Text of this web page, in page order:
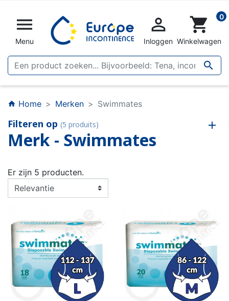

Menu


Inloggen
shopping_cart 0
Winkelwagen
home Home Merken Swimmates
Filteren op (5 produits)
Merk - Swimmates
Er zijn 5 producten.